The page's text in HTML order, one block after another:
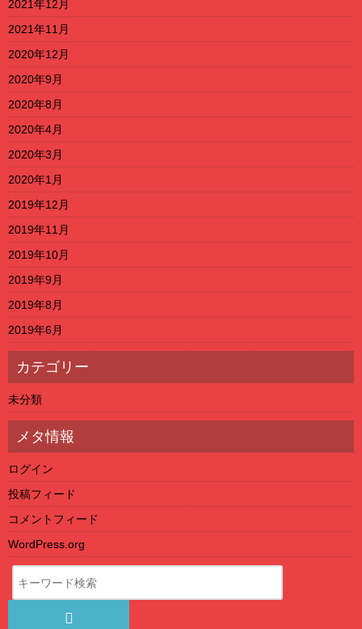
2021年12月
2021年11月
2020年12月
2020年9月
2020年8月
2020年4月
2020年3月
2020年1月
2019年12月
2019年11月
2019年10月
2019年9月
2019年8月
2019年6月
カテゴリー
未分類
メタ情報
ログイン
投稿フィード
コメントフィード
WordPress.org